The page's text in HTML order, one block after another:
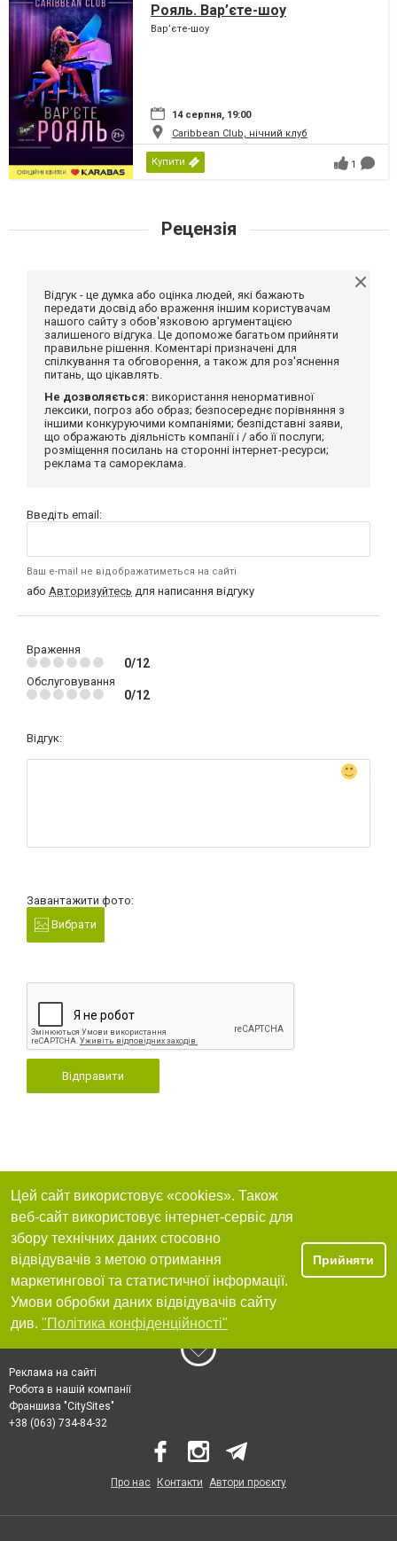
Рояль. Вар’єте-шоу
Вар’єте-шоу
14 серпня, 19:00
Caribbean Club, нічний клуб
Купити 1
Рецензія
Відгук - це думка або оцінка людей, які бажають
передати досвід або враження іншим користувачам
нашого сайту з обов'язковою аргументацією
залишеного відгука. Це допоможе багатьом прийняти
правильне рішення. Коментарі призначені для
спілкування та обговорення, а також для роз'яснення
питань, що цікавлять.
Не дозволяється: використання ненормативної
лексики, погроз або образ; безпосереднє порівняння з
іншими конкуруючими компаніями; безпідставні заяви,
що ображають діяльність компанії і / або її послуги;
розміщення посилань на сторонні інтернет-ресурси;
реклама та самореклама.
Введіть email:
Ваш e-mail не відображатиметься на сайті
або Авторизуйтесь для написання відгуку
Враження
0/12
Обслуговування
0/12
Відгук:
Завантажити фото:
Вибрати
Відправити
Цей сайт використовує «cookies». Також
веб-сайт використовує інтернет-сервіс для
збору технічних даних стосовно
відвідувачів з метою отримання
маркетингової та статистичної інформації.
Умови обробки даних відвідувачів сайту
див. "Політика конфіденційності"
Прийняти
Реклама на сайті
Робота в нашій компанії
Франшиза "CitySites"
+38 (063) 734-84-32
Про нас Контакти Автори проєкту